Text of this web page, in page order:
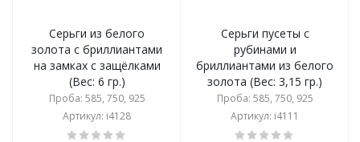
Серьги из белого
золота с бриллиантами
на замках с защёлками
(Вес: 6 гр.)
Проба: 585, 750, 925
Артикул: i4128
Серьги пусеты с
рубинами и
бриллиантами из белого
золота (Вес: 3,15 гр.)
Проба: 585, 750, 925
Артикул: i4111